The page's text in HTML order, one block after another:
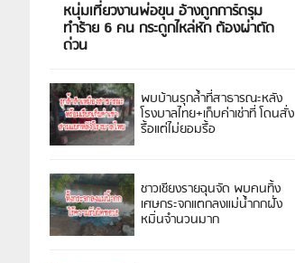
หนุ่มเที่ยวงานพ่อขุน อ้างถูกการ์ดรุม
ทำร้าย 6 คน กระดูกไหล่หัก ต้องผ่าตัด
ด่วน
พบบ้านรุกล้ำที่สาธารณะหลัง
โรงบาลไทย+เก็บค่าเช่าที่ โดนสั่ง
รื้อแต่ไม่ยอมรื้อ
ชาวเชียงรายฉุนจัด พบคนทิ้ง
เศษกระจกแตกลงแม่น้ำกกฝั่ง
หมิ่นจำนวนมาก